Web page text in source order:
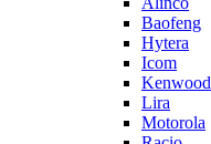
Baofeng
Hytera
Icom
Kenwood
Lira
Motorola